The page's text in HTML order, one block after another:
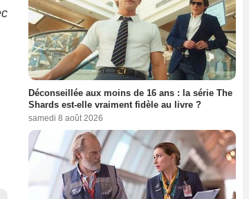
Déconseillée aux moins de 16 ans : la série The
Shards est-elle vraiment fidèle au livre ?
samedi 8 août 2026